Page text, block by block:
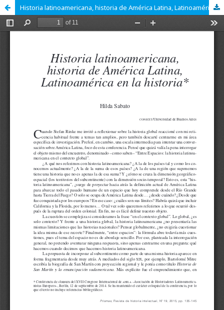
Historia latinoamericana, historia de América Latina, Latinoamérica en la historia